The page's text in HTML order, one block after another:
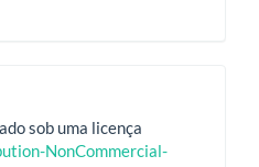
sob uma licença
NonCommercial-